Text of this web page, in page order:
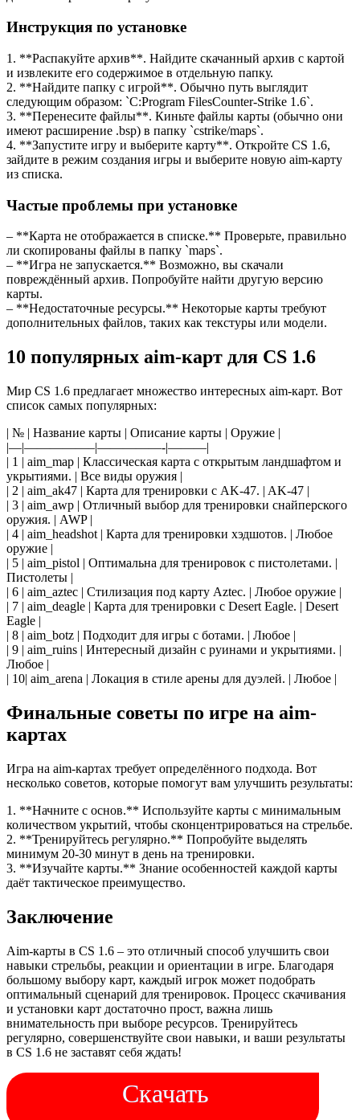
Инструкция по установке
1. **Распакуйте архив**. Найдите скачанный архив с картой
и извлеките его содержимое в отдельную папку.
2. **Найдите папку с игрой**. Обычно путь выглядит
следующим образом: `C:Program FilesCounter-Strike 1.6`.
3. **Перенесите файлы**. Киньте файлы карты (обычно они
имеют расширение .bsp) в папку `cstrike/maps`.
4. **Запустите игру и выберите карту**. Откройте CS 1.6,
зайдите в режим создания игры и выберите новую aim-карту
из списка.
Частые проблемы при установке
– **Карта не отображается в списке.** Проверьте, правильно
ли скопированы файлы в папку `maps`.
– **Игра не запускается.** Возможно, вы скачали
повреждённый архив. Попробуйте найти другую версию
карты.
– **Недостаточные ресурсы.** Некоторые карты требуют
дополнительных файлов, таких как текстуры или модели.
10 популярных aim-карт для CS 1.6
Мир CS 1.6 предлагает множество интересных aim-карт. Вот
список самых популярных:
| № | Название карты | Описание карты | Оружие |
|—|—————–|—————-|———|
| 1 | aim_map | Классическая карта с открытым ландшафтом и
укрытиями. | Все виды оружия |
| 2 | aim_ak47 | Карта для тренировки с AK-47. | AK-47 |
| 3 | aim_awp | Отличный выбор для тренировки снайперского
оружия. | AWP |
| 4 | aim_headshot | Карта для тренировки хэдшотов. | Любое
оружие |
| 5 | aim_pistol | Оптимальна для тренировок с пистолетами. |
Пистолеты |
| 6 | aim_aztec | Стилизация под карту Aztec. | Любое оружие |
| 7 | aim_deagle | Карта для тренировки с Desert Eagle. | Desert
Eagle |
| 8 | aim_botz | Подходит для игры с ботами. | Любое |
| 9 | aim_ruins | Интересный дизайн с руинами и укрытиями. |
Любое |
| 10| aim_arena | Локация в стиле арены для дуэлей. | Любое |
Финальные советы по игре на aim-
картах
Игра на aim-картах требует определённого подхода. Вот
несколько советов, которые помогут вам улучшить результаты:
1. **Начните с основ.** Используйте карты с минимальным
количеством укрытий, чтобы сконцентрироваться на стрельбе.
2. **Тренируйтесь регулярно.** Попробуйте выделять
минимум 20-30 минут в день на тренировки.
3. **Изучайте карты.** Знание особенностей каждой карты
даёт тактическое преимущество.
Заключение
Aim-карты в CS 1.6 – это отличный способ улучшить свои
навыки стрельбы, реакции и ориентации в игре. Благодаря
большому выбору карт, каждый игрок может подобрать
оптимальный сценарий для тренировок. Процесс скачивания
и установки карт достаточно прост, важна лишь
внимательность при выборе ресурсов. Тренируйтесь
регулярно, совершенствуйте свои навыки, и ваши результаты
в CS 1.6 не заставят себя ждать!
Скачать